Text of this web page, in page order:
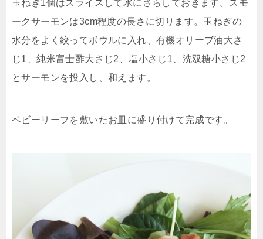
玉ねぎ1個はスライスして水にさらしておきます。スモ
ークサーモンは3cm程度の長さに切ります。玉ねぎの
水分をよく絞ってボウルに入れ、有機オリーブ油大さ
じ1、純米富士酢大さじ2、塩小さじ1、洗双糖小さじ2
とサーモンを投入し、和えます。
ベビーリーフを敷いたお皿に盛り付けて完成です。